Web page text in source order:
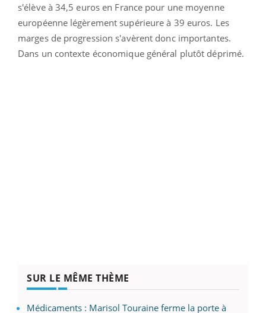
s'élève à 34,5 euros en France pour une moyenne
européenne légèrement supérieure à 39 euros. Les
marges de progression s'avèrent donc importantes.
Dans un contexte économique général plutôt déprimé.
SUR LE MÊME THÈME
Médicaments : Marisol Touraine ferme la porte à